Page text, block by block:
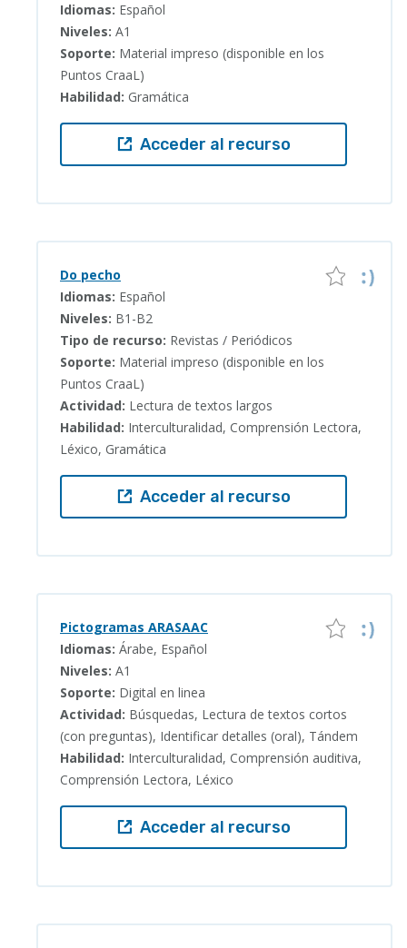
Idiomas: Español
Niveles: A1
Soporte: Material impreso (disponible en los
Puntos CraaL)
Habilidad: Gramática
Acceder al recurso
Do pecho
Idiomas: Español
Niveles: B1-B2
Tipo de recurso: Revistas / Periódicos
Soporte: Material impreso (disponible en los
Puntos CraaL)
Actividad: Lectura de textos largos
Habilidad: Interculturalidad, Comprensión Lectora,
Léxico, Gramática
Acceder al recurso
Pictogramas ARASAAC
Idiomas: Árabe, Español
Niveles: A1
Soporte: Digital en linea
Actividad: Búsquedas, Lectura de textos cortos
(con preguntas), Identificar detalles (oral), Tándem
Habilidad: Interculturalidad, Comprensión auditiva,
Comprensión Lectora, Léxico
Acceder al recurso